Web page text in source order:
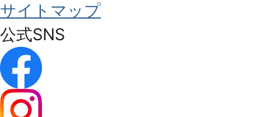
サイトマップ
公式SNS